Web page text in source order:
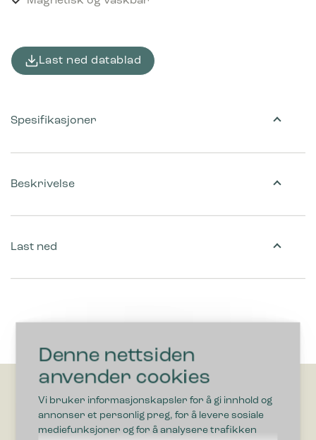
Denne nettsiden
anvender cookies
Vi bruker informasjonskapsler for å gi innhold og
annonser et personlig preg, for å levere sosiale
mediefunksjoner og for å analysere trafikken
Last ned datablad
Beskrivelse
Last ned
Spesifikasjoner